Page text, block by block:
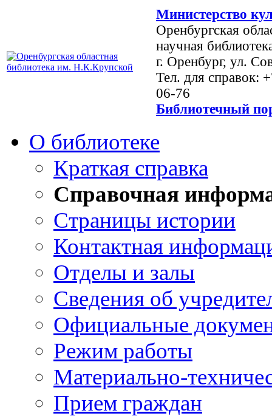
Министерство
Оренбургская
научная
г. Оренбург, ул.
Тел. для справок:
06-76
Библиотечный
О библиотеке
Краткая справка
Справочная
Страницы истории
Контактная
Отделы и залы
Сведения об
Официальные
Режим работы
Материально-
Прием граждан